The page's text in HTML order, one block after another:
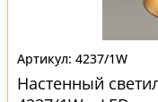
4237/1W
Настенный